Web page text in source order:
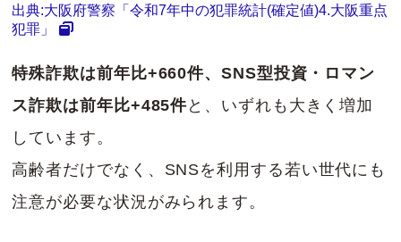
出典:大阪府警察「令和7年中の犯罪統計(確定値)4.大阪重点
犯罪」
特殊詐欺は前年比+660件、SNS型投資・ロマン
ス詐欺は前年比+485件と、いずれも大きく増加
しています。
高齢者だけでなく、SNSを利用する若い世代にも
注意が必要な状況がみられます。